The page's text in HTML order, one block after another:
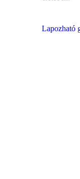
Lapozható